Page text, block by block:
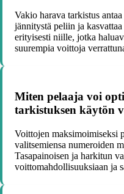
Vakio harava tarkistus
jännitystä peliin ja
erityisesti niille, jotka
suurempia voittoja
Miten pelaaja voi
tarkistuksen käytön
Voittojen maksimoimiseksi
valitsemiensa numeroiden
Tasapainoisen ja harkitun
voittomahdollisuuksiaan ja